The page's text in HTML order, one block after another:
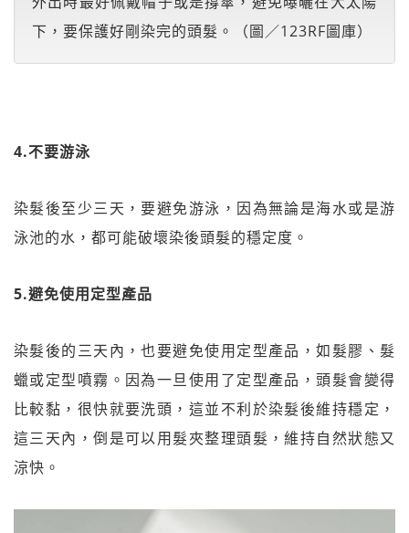
下，要保護好剛染完的頭髮。（圖／123RF圖庫）
4.不要游泳
染髮後至少三天，要避免游泳，因為無論是海水或是游
泳池的水，都可能破壞染後頭髮的穩定度。
5.避免使用定型產品
染髮後的三天內，也要避免使用定型產品，如髮膠、髮
蠟或定型噴霧。因為一旦使用了定型產品，頭髮會變得
比較黏，很快就要洗頭，這並不利於染髮後維持穩定，
這三天內，倒是可以用髮夾整理頭髮，維持自然狀態又
涼快。